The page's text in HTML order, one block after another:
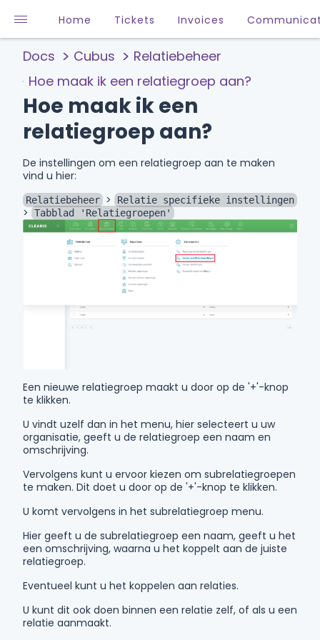
Home Tickets Invoices
Docs Cubus
Relatiebeheer
Hoe maak ik een relatiegroep aan?
Hoe maak ik een
relatiegroep aan?
De instellingen om een relatiegroep aan te maken
vind u hier:
Relatiebeheer > Relatie specifieke instellingen
> Tabblad 'Relatiegroepen'
Een nieuwe relatiegroep maakt u door op de '+'-knop
te klikken.
U vindt uzelf dan in het menu, hier selecteert u uw
organisatie, geeft u de relatiegroep een naam en
omschrijving.
Vervolgens kunt u ervoor kiezen om subrelatiegroepen
te maken. Dit doet u door op de '+'-knop te klikken.
U komt vervolgens in het subrelatiegroep menu.
Hier geeft u de subrelatiegroep een naam, geeft u het
een omschrijving, waarna u het koppelt aan de juiste
relatiegroep.
Eventueel kunt u het koppelen aan relaties.
U kunt dit ook doen binnen een relatie zelf, of als u een
relatie aanmaakt.